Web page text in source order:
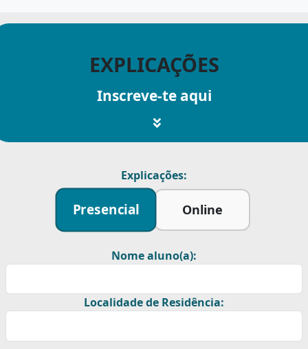
EXPLICAÇÕES
Inscreve-te aqui
Explicações:
Presencial Online
Nome aluno(a):
Localidade de Residência: